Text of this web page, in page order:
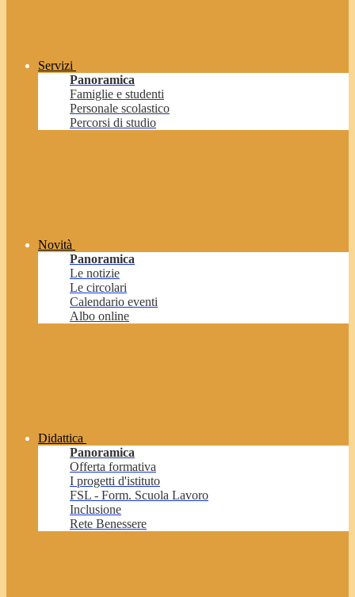
Servizi
Panoramica
Famiglie e studenti
Personale scolastico
Percorsi di studio
Novità
Panoramica
Le notizie
Le circolari
Calendario eventi
Albo online
Didattica
Panoramica
Offerta formativa
I progetti d'istituto
FSL - Form. Scuola Lavoro
Inclusione
Rete Benessere